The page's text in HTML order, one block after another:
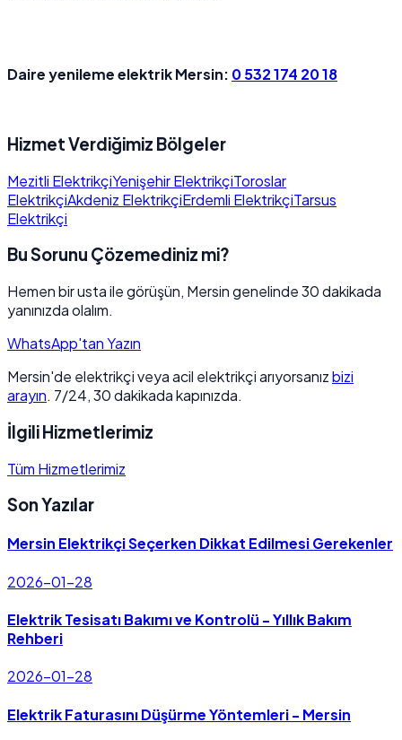
Daire yenileme elektrik Mersin: 0 532 174 20 18
Hizmet Verdiğimiz Bölgeler
Mezitli ElektrikçiYenişehir ElektrikçiToroslar
ElektrikçiAkdeniz ElektrikçiErdemli ElektrikçiTarsus
Elektrikçi
Bu Sorunu Çözemediniz mi?
Hemen bir usta ile görüşün, Mersin genelinde 30 dakikada
yanınızda olalım.
WhatsApp'tan Yazın
Mersin'de elektrikçi veya acil elektrikçi arıyorsanızbizi
arayın. 7/24, 30 dakikada kapınızda.
İlgili Hizmetlerimiz
Tüm Hizmetlerimiz
Son Yazılar
Mersin Elektrikçi Seçerken Dikkat Edilmesi Gerekenler
2026-01-28
Elektrik Tesisatı Bakımı ve Kontrolü - Yıllık Bakım
Rehberi
2026-01-28
Elektrik Faturasını Düşürme Yöntemleri - Mersin